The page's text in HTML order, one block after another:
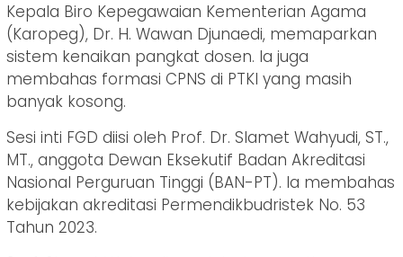
Kepala Biro Kepegawaian Kementerian Agama
(Karopeg), Dr. H. Wawan Djunaedi, memaparkan
sistem kenaikan pangkat dosen. Ia juga
membahas formasi CPNS di PTKI yang masih
banyak kosong.
Sesi inti FGD diisi oleh Prof. Dr. Slamet Wahyudi, ST.,
MT., anggota Dewan Eksekutif Badan Akreditasi
Nasional Perguruan Tinggi (BAN-PT). Ia membahas
kebijakan akreditasi Permendikbudristek No. 53
Tahun 2023.